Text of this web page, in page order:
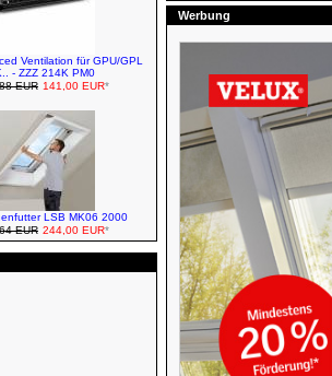
Ventilation für GPU/GPL
- ZZZ 214K PM0
EUR 141,00 EUR*
LSB MK06 2000
EUR 244,00 EUR*
Verdunkelungsrollo + Plissee
VELUX Verdunkelungsrollos -
Classic
Entwässerung
VELUX Dachfenster und
Eindeckrahmen
Werbung